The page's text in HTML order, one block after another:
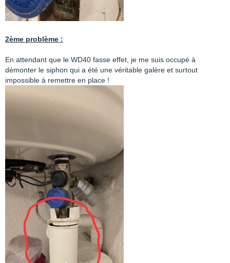
2ème problème :
En attendant que le WD40 fasse effet, je me suis occupé à
démonter le siphon qui a été une véritable galère et surtout
impossible à remettre en place !